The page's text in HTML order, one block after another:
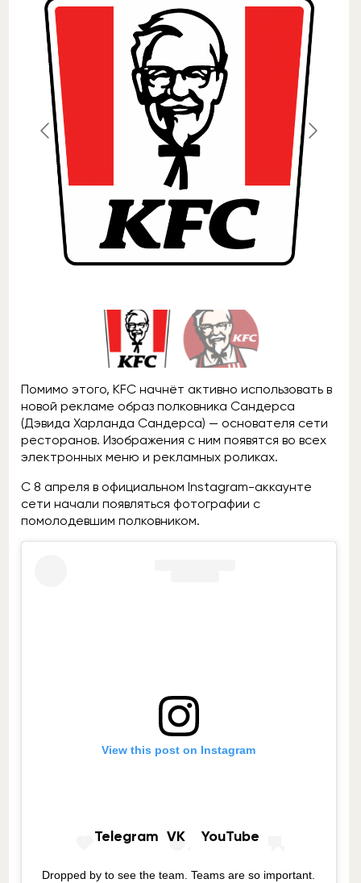
Помимо этого, KFC начнёт активно использовать в
новой рекламе образ полковника Сандерса
(Дэвида Харланда Сандерса) — основателя сети
ресторанов. Изображения с ним появятся во всех
электронных меню и рекламных роликах.
С 8 апреля в официальном Instagram-аккаунте
сети начали появляться фотографии с
помолодевшим полковником.
View this post on Instagram
Dropped by to see the team. Teams are so important.
Источник:«Ведомости»
Telegram ,VK иYouTube